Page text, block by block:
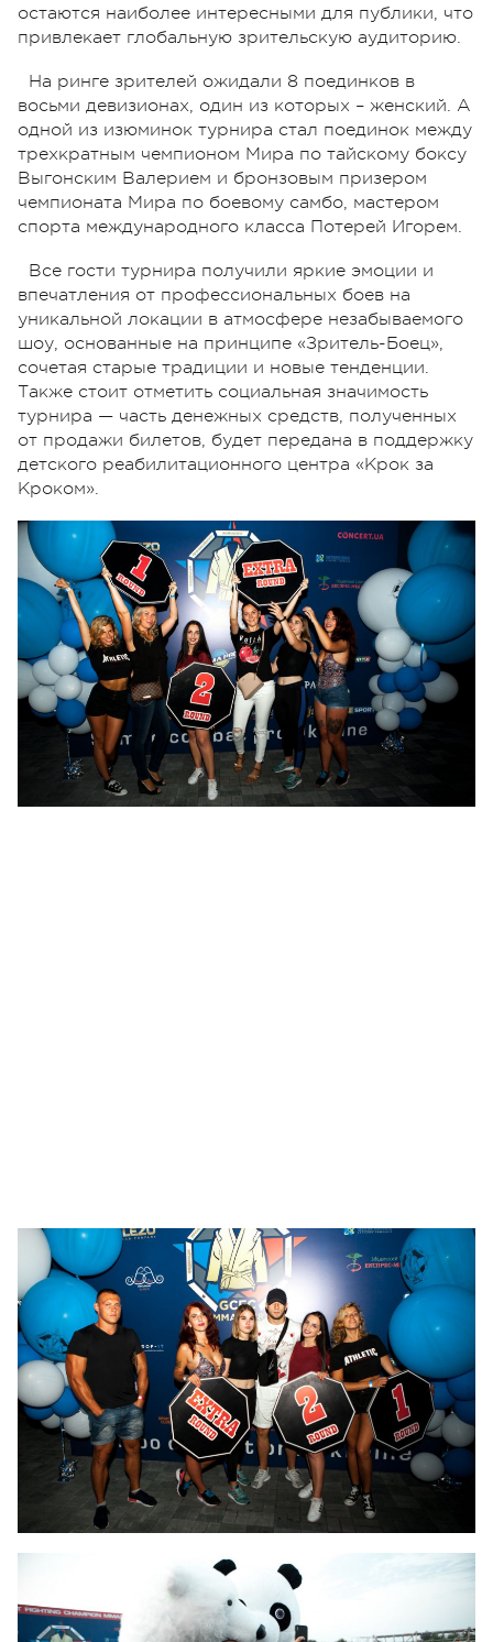
остаются наиболее интересными для публики, что
привлекает глобальную зрительскую аудиторию.
На ринге зрителей ожидали 8 поединков в
восьми девизионах, один из которых – женский. А
одной из изюминок турнира стал поединок между
трехкратным чемпионом Мира по тайскому боксу
Выгонским Валерием и бронзовым призером
чемпионата Мира по боевому самбо, мастером
спорта международного класса Потерей Игорем.
Все гости турнира получили яркие эмоции и
впечатления от профессиональных боев на
уникальной локации в атмосфере незабываемого
шоу, основанные на принципе «Зритель-Боец»,
сочетая старые традиции и новые тенденции.
Также стоит отметить социальная значимость
турнира — часть денежных средств, полученных
от продажи билетов, будет передана в поддержку
детского реабилитационного центра «Крок за
Кроком».